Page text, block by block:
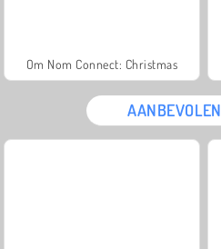
Om Nom Connect: Christmas